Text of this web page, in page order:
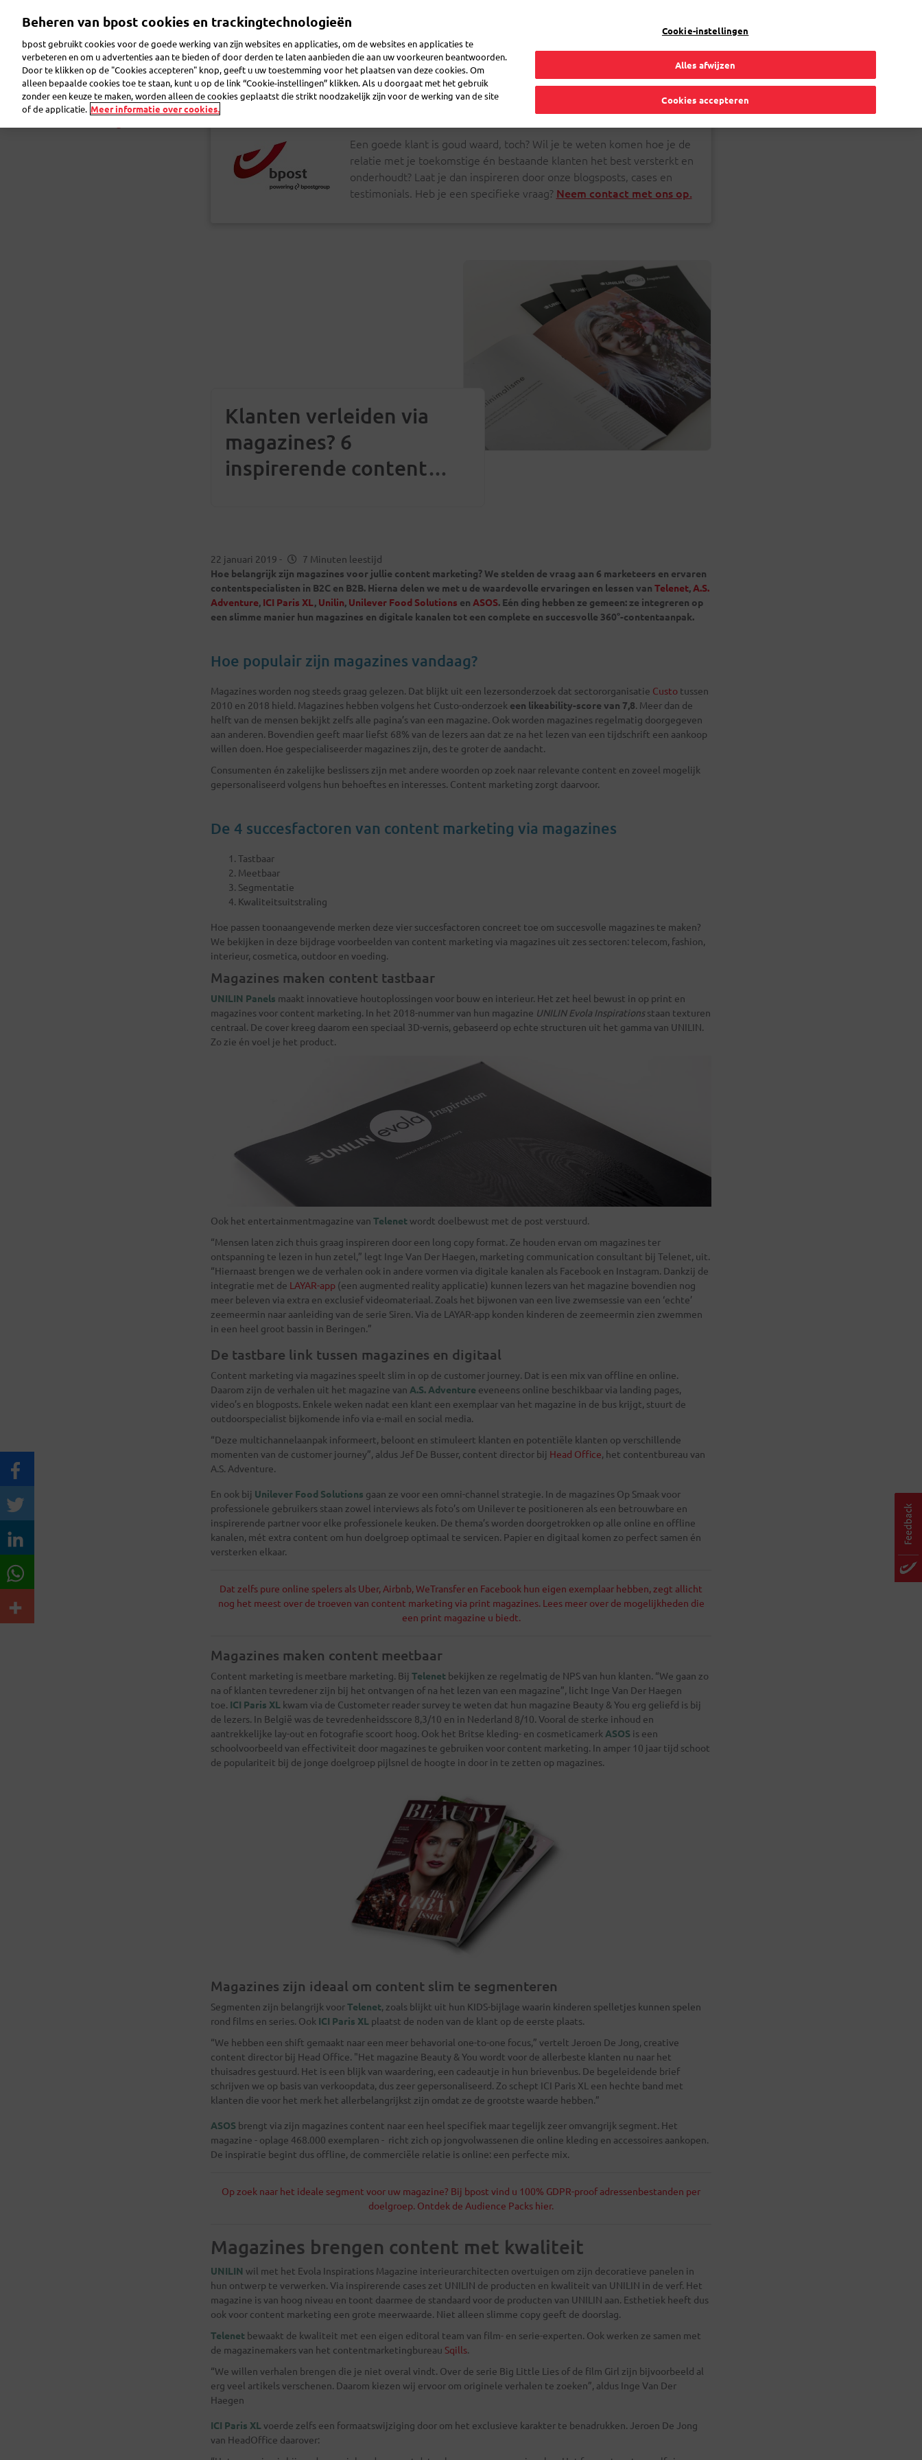
inhoud
Zakelijk
Reclame maken Pakjes verzenden Post verzenden Post ontvangen Logistiek FAQ eShop
Een goede klant is goud waard, toch? Wil je te weten komen hoe je de
relatie met je toekomstige én bestaande klanten het best versterkt en
onderhoudt? Laat je dan inspireren door onze blogsposts, cases en
testimonials. Heb je een specifieke vraag? Neem contact met ons op.
Klanten verleiden via
magazines? 6
inspirerende content
22 januari 2019 -
7 Minuten leestijd
Hoe belangrijk zijn magazines voor jullie content marketing? We stelden de vraag aan 6 marketeers en ervaren
contentspecialisten in B2C en B2B. Hierna delen we met u de waardevolle ervaringen en lessen van Telenet, A.S.
Adventure, ICI Paris XL, Unilin, Unilever Food Solutions en ASOS. Eén ding hebben ze gemeen: ze integreren op
een slimme manier hun magazines en digitale kanalen tot een complete en succesvolle 360°-contentaanpak.
Hoe populair zijn magazines vandaag?
Magazines worden nog steeds graag gelezen. Dat blijkt uit een lezersonderzoek dat sectororganisatie Custo tussen
2010 en 2018 hield. Magazines hebben volgens het Custo-onderzoek een likeability-score van 7,8. Meer dan de
helft van de mensen bekijkt zelfs alle pagina’s van een magazine. Ook worden magazines regelmatig doorgegeven
aan anderen. Bovendien geeft maar liefst 68% van de lezers aan dat ze na het lezen van een tijdschrift een aankoop
willen doen. Hoe gespecialiseerder magazines zijn, des te groter de aandacht.
Consumenten én zakelijke beslissers zijn met andere woorden op zoek naar relevante content en zoveel mogelijk
gepersonaliseerd volgens hun behoeftes en interesses. Content marketing zorgt daarvoor.
De 4 succesfactoren van content marketing via magazines
Tastbaar
Meetbaar
Segmentatie
Kwaliteitsuitstraling
Hoe passen toonaangevende merken deze vier succesfactoren concreet toe om succesvolle magazines te maken?
We bekijken in deze bijdrage voorbeelden van content marketing via magazines uit zes sectoren: telecom, fashion,
interieur, cosmetica, outdoor en voeding.
Magazines maken content tastbaar
UNILIN Panels maakt innovatieve houtoplossingen voor bouw en interieur. Het zet heel bewust in op print en
magazines voor content marketing. In het 2018-nummer van hun magazine UNILIN Evola Inspirationsstaan texturen
centraal. De cover kreeg daarom een speciaal 3D-vernis, gebaseerd op echte structuren uit het gamma van UNILIN.
Zo zie én voel je het product.
Ook het entertainmentmagazine van Telenetwordt doelbewust met de post verstuurd.
“Mensen laten zich thuis graag inspireren door een long copy format. Ze houden ervan om magazines ter
ontspanning te lezen in hun zetel,” legt Inge Van Der Haegen, marketing communication consultant bij Telenet, uit.
“Hiernaast brengen we de verhalen ook in andere vormen via digitale kanalen als Facebook en Instagram. Dankzij de
integratie met de LAYAR-app (een augmented reality applicatie) kunnen lezers van het magazine bovendien nog
meer beleven via extra en exclusief videomateriaal. Zoals het bijwonen van een live zwemsessie van een ‘echte’
zeemeermin naar aanleiding van de serie Siren. Via de LAYAR-app konden kinderen de zeemeermin zien zwemmen
in een heel groot bassin in Beringen.”
De tastbare link tussen magazines en digitaal
Content marketing via magazines speelt slim in op de customer journey. Dat is een mix van offline en online.
Daarom zijn de verhalen uit het magazine van A.S. Adventure eveneens online beschikbaar via landing pages,
video’s en blogposts. Enkele weken nadat een klant een exemplaar van het magazine in de bus krijgt, stuurt de
outdoorspecialist bijkomende info via e-mail en social media.
“Deze multichannelaanpak informeert, beloont en stimuleert klanten en potentiële klanten op verschillende
momenten van de customer journey”, aldus Jef De Busser, content director bij Head Office, het contentbureau van
A.S. Adventure.
En ook bij Unilever Food Solutions gaan ze voor een omni-channel strategie. In de magazines Op Smaak voor
professionele gebruikers staan zowel interviews als foto’s om Unilever te positioneren als een betrouwbare en
inspirerende partner voor elke professionele keuken. De thema’s worden doorgetrokken op alle online en offline
kanalen, mét extra content om hun doelgroep optimaal te servicen. Papier en digitaal komen zo perfect samen én
versterken elkaar.
Dat zelfs pure online spelers als Uber, Airbnb,WeTransfer en Facebook hun eigen exemplaar hebben, zegt allicht
nog het meest over de troeven van content marketing via print magazines. Lees meer over de mogelijkheden die
een print magazine u biedt.
Magazines maken content meetbaar
Content marketing is meetbare marketing. Bij Telenet bekijken ze regelmatig de NPS van hun klanten. “We gaan zo
na of klanten tevredener zijn bij het ontvangen of na het lezen van een magazine”, licht Inge Van Der Haegen
toe. ICI Paris XL kwam via de Custometer reader survey te weten dat hun magazine Beauty & You erg geliefd is bij
de lezers. In België was de tevredenheidsscore 8,3/10 en in Nederland 8/10. Vooral de sterke inhoud en
aantrekkelijke lay-out en fotografie scoort hoog. Ook het Britse kleding- en cosmeticamerk ASOS is een
schoolvoorbeeld van effectiviteit door magazines te gebruiken voor content marketing. In amper 10 jaar tijd schoot
de populariteit bij de jonge doelgroep pijlsnel de hoogte in door in te zetten op magazines.
Magazines zijn ideaal om content slim te segmenteren
Segmenten zijn belangrijk voorTelenet, zoals blijkt uit hun KIDS-bijlage waarin kinderen spelletjes kunnen spelen
rond films en series. Ook ICI Paris XL plaatst de noden van de klant op de eerste plaats.
“We hebben een shift gemaakt naar een meer behavorial one-to-one focus,” vertelt Jeroen De Jong, creative
content director bij Head Office. "Het magazine Beauty & You wordt voor de allerbeste klanten nu naar het
thuisadres gestuurd. Het is een blijk van waardering, een cadeautje in hun brievenbus. De begeleidende brief
schrijven we op basis van verkoopdata, dus zeer gepersonaliseerd. Zo schept ICI Paris XL een hechte band met
klanten die voor het merk het allerbelangrijkst zijn omdat ze de grootste waarde hebben.”
ASOS brengt via zijn magazines content naar een heel specifiek maar tegelijk zeer omvangrijk segment. Het
magazine - oplage 468.000 exemplaren - richt zich op jongvolwassenen die online kleding en accessoires aankopen.
De inspiratie begint dus offline, de commerciële relatie is online: een perfecte mix.
Op zoek naar het ideale segment voor uw magazine? Bij bpost vind u 100% GDPR-proof adressenbestanden per
doelgroep. Ontdek de Audience Packs hier.
Magazines brengen content met kwaliteit
UNILIN wil met het Evola Inspirations Magazine interieurarchitecten overtuigen om zijn decoratieve panelen in
hun ontwerp te verwerken. Via inspirerende cases zet UNILIN de producten en kwaliteit van UNILIN in de verf. Het
magazine is van hoog niveau en toont daarmee de standaard voor de producten van UNILIN aan. Esthetiek heeft dus
ook voor content marketing een grote meerwaarde. Niet alleen slimme copy geeft de doorslag.
Telenet bewaakt de kwaliteit met een eigen editoral team van film- en serie-experten. Ook werken ze samen met
de magazinemakers van het contentmarketingbureau Sqills.
“We willen verhalen brengen die je niet overal vindt. Over de serie Big Little Lies of de film Girl zijn bijvoorbeeld al
erg veel artikels verschenen. Daarom kiezen wij ervoor om originele verhalen te zoeken”, aldus Inge Van Der
Haegen
ICI Paris XLvoerde zelfs een formaatswijziging door om het exclusieve karakter te benadrukken. Jeroen De Jong
van HeadOffice daarover:
Beheren van bpost cookies en trackingtechnologieën
bpost gebruikt cookies voor de goede werking van zijn websites en applicaties, om de websites en applicaties te
verbeteren en om u advertenties aan te bieden of door derden te laten aanbieden die aan uw voorkeuren beantwoorden.
Door te klikken op de "Cookies accepteren" knop, geeft u uw toestemming voor het plaatsen van deze cookies. Om
alleen bepaalde cookies toe te staan, kunt u op de link “Cookie-instellingen” klikken. Als u doorgaat met het gebruik
zonder een keuze te maken, worden alleen de cookies geplaatst die strikt noodzakelijk zijn voor de werking van de site
of de applicatie. Meer informatie over cookies.
Cookie-instellingen
Alles afwijzen
Cookies accepteren